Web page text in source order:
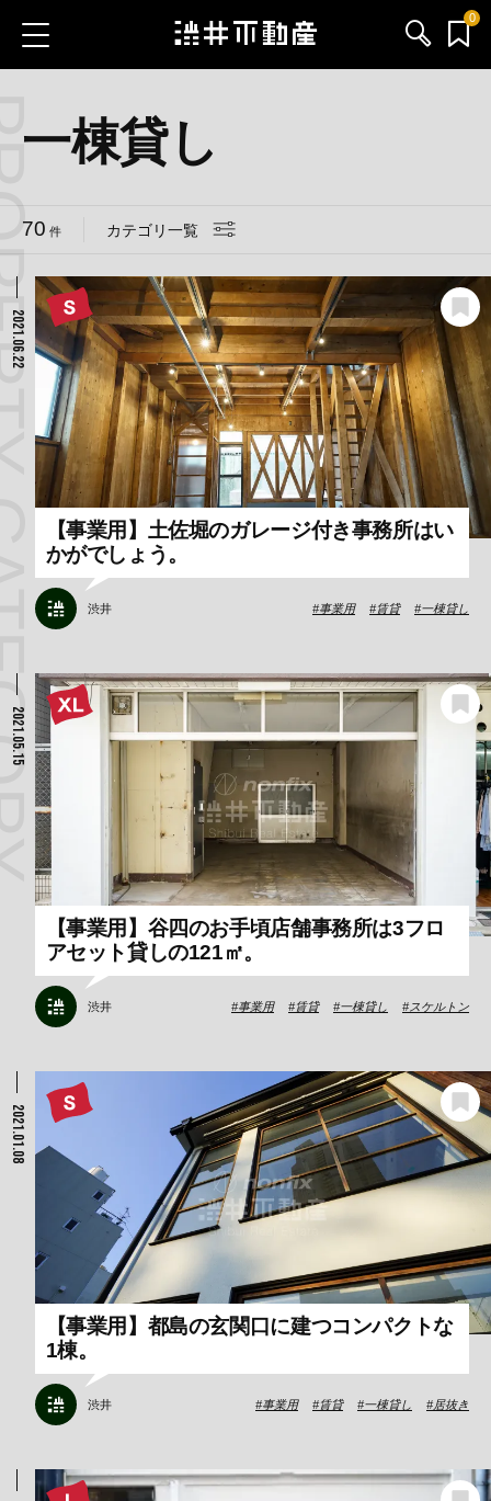
0
渋井不動産のメンバー
会社情報
採用情報
一棟貸し
70 件 カテゴリ一覧
2021.06.22
【事業用】土佐堀のガレージ付き事務所はい
かがでしょう。
渋井 事業用 賃貸 一棟貸し
2021.05.15
【事業用】谷四のお手頃店舗事務所は3フロ
アセット貸しの121㎡。
渋井 事業用 賃貸 一棟貸し スケルトン
2021.01.08
【事業用】都島の玄関口に建つコンパクトな
1棟。
渋井 事業用 賃貸 一棟貸し 居抜き